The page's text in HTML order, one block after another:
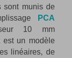
sont munis de
PCA
10 mm
est un modèle
linéaires, de